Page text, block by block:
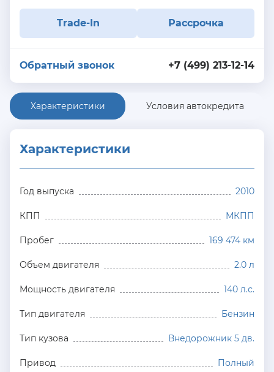
Trade-In Рассрочка
+7 (499) 213-12-14
Обратный звонок
Характеристики Условия автокредита
Характеристики
Год выпуска 2010
КПП МКПП
Пробег 169 474 км
Объем двигателя 2.0 л
Мощность двигателя 140 л.с.
Тип двигателя Бензин
Тип кузова Внедорожник 5 дв.
Привод Полный